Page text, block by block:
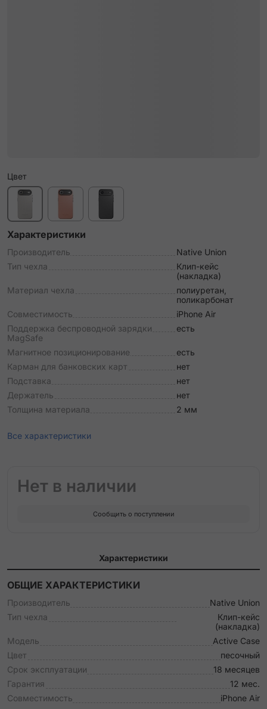
Цвет
Характеристики
Производитель
Native Union
Тип чехла
Клип-кейс
(накладка)
Материал чехла
полиуретан,
поликарбонат
Совместимость
iPhone Air
Поддержка беспроводной зарядки
MagSafe
есть
Магнитное позиционирование
есть
Карман для банковских карт
нет
Подставка
нет
Держатель
нет
Толщина материала
2 мм
Все характеристики
Нет в наличии
Сообщить о поступлении
Характеристики
ОБЩИЕ ХАРАКТЕРИСТИКИ
Производитель
Native Union
Тип чехла
Клип-кейс
(накладка)
Модель
Active Case
Цвет
песочный
Срок эксплуатации
18 месяцев
Гарантия
12 мес.
Совместимость
iPhone Air